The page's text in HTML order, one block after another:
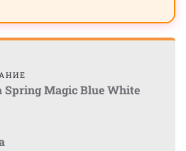
Spring Magic Blue White